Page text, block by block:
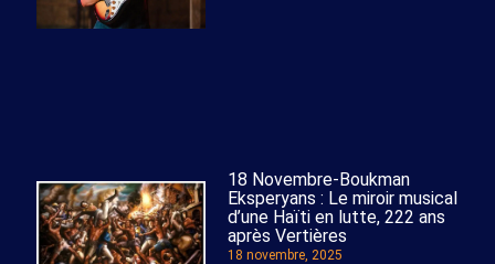
18 Novembre-Boukman
Eksperyans : Le miroir musical
d’une Haïti en lutte, 222 ans
après Vertières
18 novembre, 2025